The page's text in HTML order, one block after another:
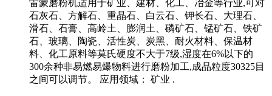
雷蒙磨粉机适用于矿业、建材、化工、冶金等行业,可对
石灰石、方解石、重晶石、白云石、钾长石、大理石、
滑石、石膏、高岭土、膨润土、磷矿石、锰矿石、铁矿
石、玻璃、陶瓷、活性炭、炭黑、耐火材料、保温材
料、化工原料等莫氏硬度不大于7级,湿度在6%以下的
300余种非易燃易爆物料进行磨粉加工,成品粒度30325目
之间可以调节。 应用领域： 矿业 .